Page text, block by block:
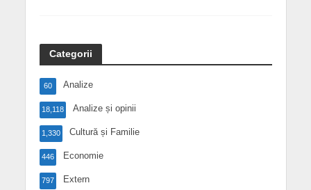
Categorii
Analize
60
Analize și opinii
18,118
Cultură și Familie
1,330
Economie
446
Extern
797